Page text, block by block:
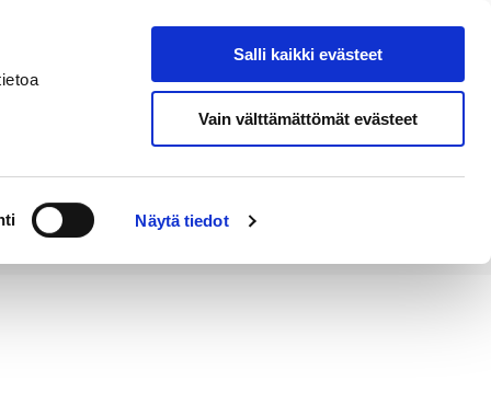
Näytä tiedot
Salli kaikki evästeet
Vain välttämättömät evästeet
Hae sivustolta